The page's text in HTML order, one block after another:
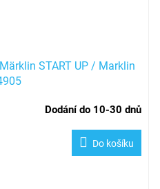
START UP / Marklin
Dodání do 10-30 dnů
Do košíku